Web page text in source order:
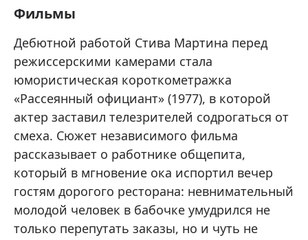
Фильмы
Дебютной работой Стива Мартина перед
режиссерскими камерами стала
юмористическая короткометражка
«Рассеянный официант» (1977), в которой
актер заставил телезрителей содрогаться от
смеха. Сюжет независимого фильма
рассказывает о работнике общепита,
который в мгновение ока испортил вечер
гостям дорогого ресторана: невнимательный
молодой человек в бабочке умудрился не
только перепутать заказы, но и чуть не